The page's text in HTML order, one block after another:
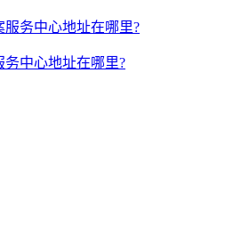
中心地址在哪里?